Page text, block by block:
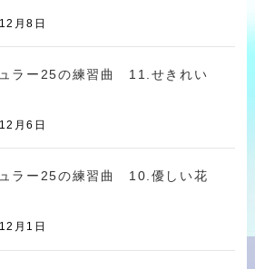
月8日
ラー25の練習曲 11.せきれい
月6日
ラー25の練習曲 10.優しい花
月1日